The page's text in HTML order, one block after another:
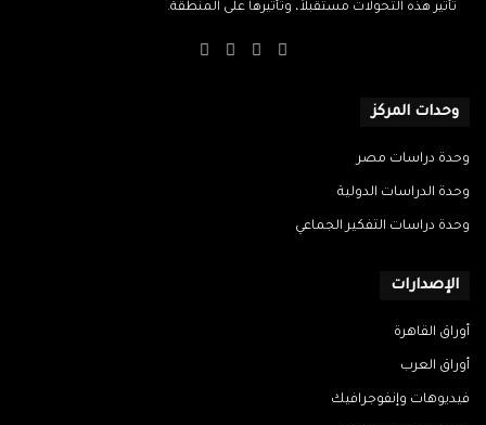
تأثير هذه التحولات مستقبلاً، وتأثيرها على المنطقة.
فيسبوك
‫X
‫YouTube
وحدات المركز
وحدة دراسات مصر
وحدة الدراسات الدولية
وحدة دراسات التفكير الجماعي
الإصدارات
أوراق القاهرة
أوراق العرب
فيديوهات وإنفوجرافيك